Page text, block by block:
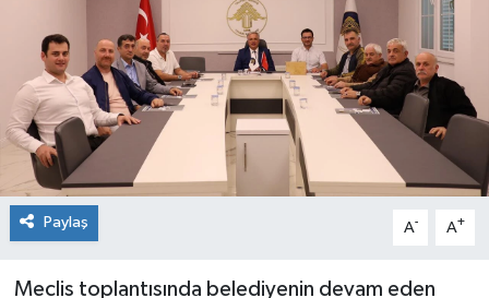
Paylaş A- A+
Meclis toplantısında belediyenin devam eden